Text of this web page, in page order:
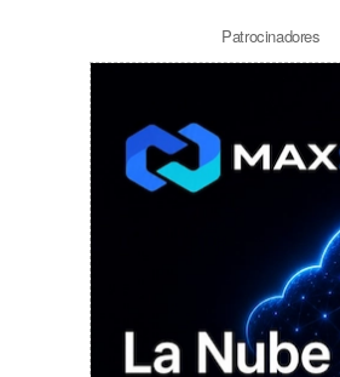
Patrocinadores